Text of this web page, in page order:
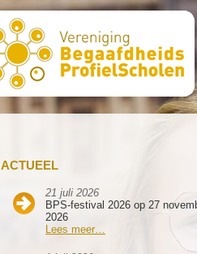
ACTUEEL
21 juli 2026
BPS-festival 2026 op 27
2026
Lees meer…